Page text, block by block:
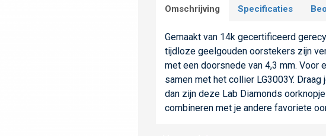
Omschrijving Specificaties
Gemaakt van 14k gecertificeerd
tijdloze geelgouden oorstekers zijn
met een doorsnede van 4,3 mm.
samen met het collier LG3003Y.
dan zijn deze Lab Diamonds
combineren met je andere favoriete